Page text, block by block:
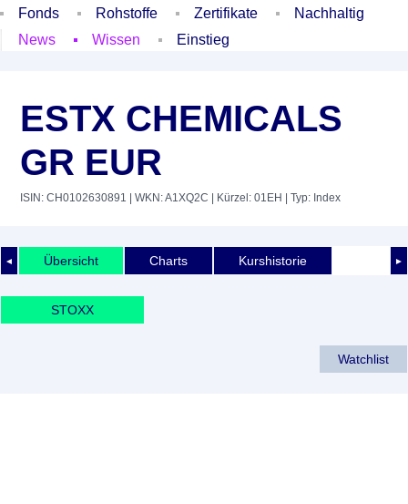
Fonds
Rohstoffe Zertifikate
Nachhaltig
News
Wissen Einstieg
ESTX CHEMICALS
GR EUR
ISIN: CH0102630891 | WKN: A1XQ2C | Kürzel: 01EH | Typ: Index
◄ ►
Übersicht Charts Kurshistorie
STOXX
Watchlist